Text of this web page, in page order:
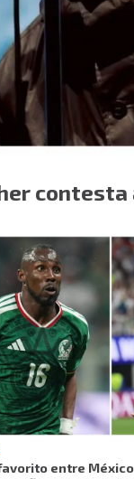
contesta
entre